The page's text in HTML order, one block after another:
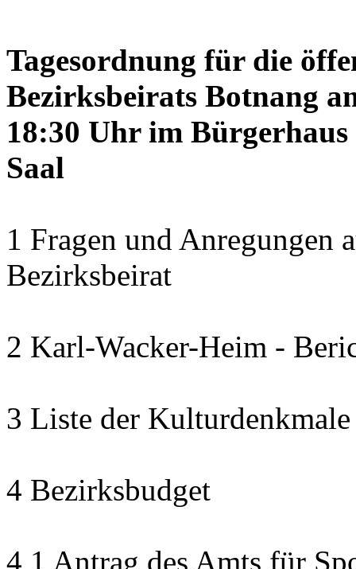
Tagesordnung für die
Bezirksbeirats Botnang
18:30 Uhr im
Saal
1 Fragen und Anregungen
Bezirksbeirat
2 Karl-Wacker-Heim -
3 Liste der
4 Bezirksbudget
4 1 Antrag des Amts für